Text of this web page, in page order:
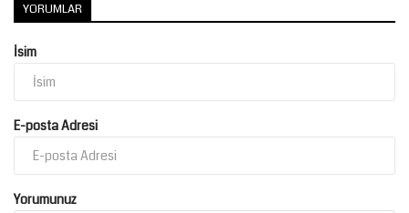
YORUMLAR
İsim
E-posta Adresi
Yorumunuz